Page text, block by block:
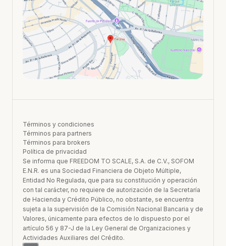
Términos y condiciones
Términos para partners
Términos para brokers
Política de privacidad
Se informa que FREEDOM TO SCALE, S.A. de C.V., SOFOM
E.N.R. es una Sociedad Financiera de Objeto Múltiple,
Entidad No Regulada, que para su constitución y operación
con tal carácter, no requiere de autorización de la Secretaría
de Hacienda y Crédito Público, no obstante, se encuentra
sujeta a la supervisión de la Comisión Nacional Bancaria y de
Valores, únicamente para efectos de lo dispuesto por el
artículo 56 y 87-J de la Ley General de Organizaciones y
Actividades Auxiliares del Crédito.